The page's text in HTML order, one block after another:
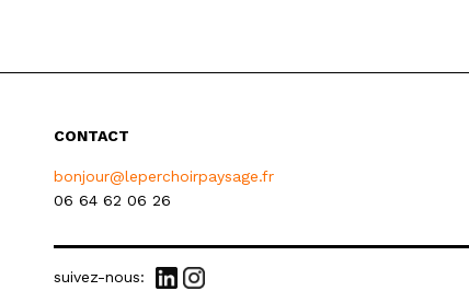
CONTACT
bonjour@leperchoirpaysage.fr
06 64 62 06 26
suivez-nous: